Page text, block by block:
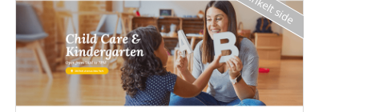
Enkelt side